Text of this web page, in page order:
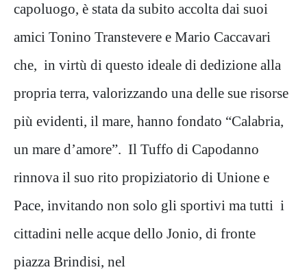
capoluogo, è stata da subito accolta dai suoi
amici Tonino Transtevere e Mario Caccavari
che, in virtù di questo ideale di dedizione alla
propria terra, valorizzando una delle sue risorse
più evidenti, il mare, hanno fondato “Calabria,
un mare d’amore”. Il Tuffo di Capodanno
rinnova il suo rito propiziatorio di Unione e
Pace, invitando non solo gli sportivi ma tutti i
cittadini nelle acque dello Jonio, di fronte
piazza Brindisi, nel